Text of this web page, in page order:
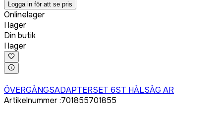
Logga in för att se pris
Onlinelager
I lager
Din butik
I lager
ÖVERGÅNGSADAPTERSET 6ST HÅLSÅG AR
Artikelnummer:701855701855